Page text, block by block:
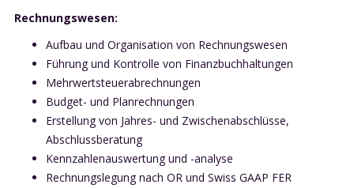
Rechnungswesen:
Aufbau und Organisation von Rechnungswesen
Führung und Kontrolle von Finanzbuchhaltungen
Mehrwertsteuerabrechnungen
Budget- und Planrechnungen
Erstellung von Jahres- und Zwischenabschlüsse,
Abschlussberatung
Kennzahlenauswertung und -analyse
Rechnungslegung nach OR und Swiss GAAP FER